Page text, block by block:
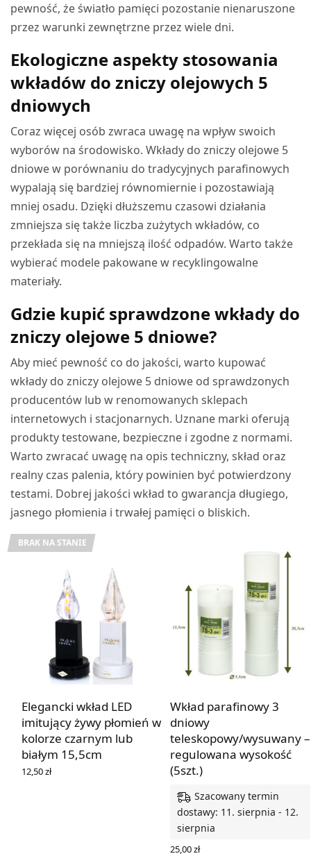
pewność, że światło pamięci pozostanie nienaruszone
przez warunki zewnętrzne przez wiele dni.
Ekologiczne aspekty stosowania
wkładów do zniczy olejowych 5
dniowych
Coraz więcej osób zwraca uwagę na wpływ swoich
wyborów na środowisko. Wkłady do zniczy olejowe 5
dniowe w porównaniu do tradycyjnych parafinowych
wypalają się bardziej równomiernie i pozostawiają
mniej osadu. Dzięki dłuższemu czasowi działania
zmniejsza się także liczba zużytych wkładów, co
przekłada się na mniejszą ilość odpadów. Warto także
wybierać modele pakowane w recyklingowalne
materiały.
Gdzie kupić sprawdzone wkłady do
zniczy olejowe 5 dniowe?
Aby mieć pewność co do jakości, warto kupować
wkłady do zniczy olejowe 5 dniowe od sprawdzonych
producentów lub w renomowanych sklepach
internetowych i stacjonarnych. Uznane marki oferują
produkty testowane, bezpieczne i zgodne z normami.
Warto zwracać uwagę na opis techniczny, skład oraz
realny czas palenia, który powinien być potwierdzony
testami. Dobrej jakości wkład to gwarancja długiego,
jasnego płomienia i trwałej pamięci o bliskich.
BRAK NA STANIE
Elegancki wkład LED
imitujący żywy płomień w
kolorze czarnym lub
białym 15,5cm
12,50zł
Wkład parafinowy 3
dniowy
teleskopowy/wysuwany –
regulowana wysokość
(5szt.)
Szacowany termin
dostawy: 11. sierpnia - 12.
sierpnia
25,00zł